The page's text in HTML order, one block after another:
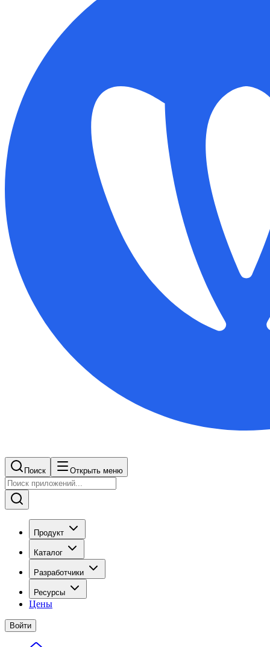
Поиск Открыть меню
Продукт
Каталог
Разработчики
Ресурсы
Цены
Войти